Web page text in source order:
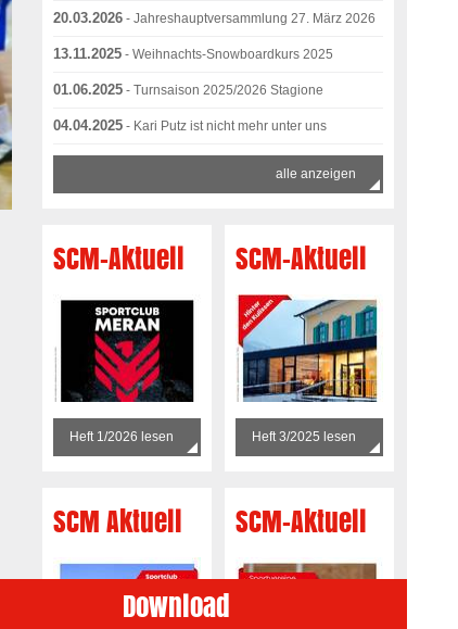
20.03.2026 - Jahreshauptversammlung 27. März 2026
13.11.2025 - Weihnachts-Snowboardkurs 2025
01.06.2025 - Turnsaison 2025/2026 Stagione
04.04.2025 - Kari Putz ist nicht mehr unter uns
alle anzeigen
SCM-Aktuell
Heft 1/2026 lesen
SCM-Aktuell
Heft 3/2025 lesen
SCM Aktuell SCM-Aktuell
Download